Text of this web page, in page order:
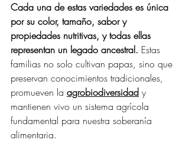
Cada una de estas variedades es única
por su color, tamaño, sabor y
propiedades nutritivas, y todas ellas
representan un legado ancestral. Estas
familias no solo cultivan papas, sino que
preservan conocimientos tradicionales,
promueven la agrobiodiversidad y
mantienen vivo un sistema agrícola
fundamental para nuestra soberanía
alimentaria.